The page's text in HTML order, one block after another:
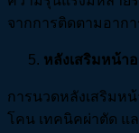
จากการติดตามอาก
หลังเสริมหน้า
การนวดหลังเสริมห
โคน เทคนิคผ่าตัด แ